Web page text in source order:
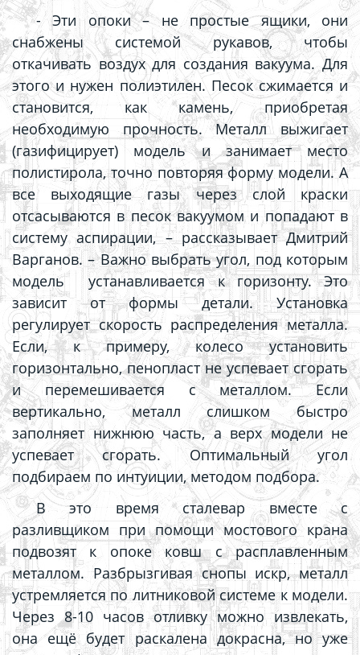
- Эти опоки – не простые ящики, они
снабжены системой рукавов, чтобы
откачивать воздух для создания вакуума. Для
этого и нужен полиэтилен. Песок сжимается и
становится, как камень, приобретая
необходимую прочность. Металл выжигает
(газифицирует) модель и занимает место
полистирола, точно повторяя форму модели. А
все выходящие газы через слой краски
отсасываются в песок вакуумом и попадают в
систему аспирации, –рассказывает Дмитрий
Варганов. –Важно выбрать угол, под которым
модель устанавливается к горизонту. Это
зависит от формы детали. Установка
регулирует скорость распределения металла.
Если, к примеру, колесо установить
горизонтально, пенопласт не успевает сгорать
и перемешивается с металлом. Если
вертикально, металл слишком быстро
заполняет нижнюю часть, а верх модели не
успевает сгорать. Оптимальный угол
подбираем по интуиции, методом подбора.
В это время сталевар вместе с
разливщиком при помощи мостового крана
подвозят к опоке ковш с расплавленным
металлом. Разбрызгивая снопы искр, металл
устремляется по литниковой системе к модели.
Через 8-10 часов отливку можно извлекать,
она ещё будет раскалена докрасна, но уже